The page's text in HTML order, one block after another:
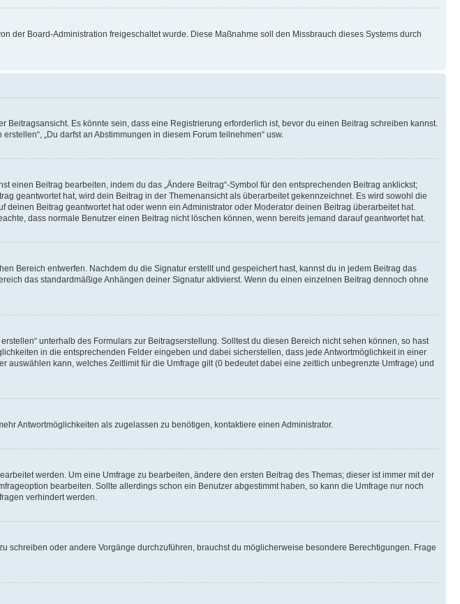
der Board-Administration freigeschaltet wurde. Diese Maßnahme soll den Missbrauch dieses Systems durch
Es könnte sein, dass eine Registrierung erforderlich ist, bevor du einen Beitrag schreiben kannst.
„Du darfst an Abstimmungen in diesem Forum teilnehmen“ usw.
Beitrag bearbeiten, indem du das „Ändere Beitrag“-Symbol für den entsprechenden Beitrag anklickst;
geantwortet hat, wird dein Beitrag in der Themenansicht als überarbeitet gekennzeichnet. Es wird sowohl die
Beitrag geantwortet hat oder wenn ein Administrator oder Moderator deinen Beitrag überarbeitet hat.
dass normale Benutzer einen Beitrag nicht löschen können, wenn bereits jemand darauf geantwortet hat.
Bereich entwerfen. Nachdem du die Signatur erstellt und gespeichert hast, kannst du in jedem Beitrag das
das standardmäßige Anhängen deiner Signatur aktivierst. Wenn du einen einzelnen Beitrag dennoch ohne
unterhalb des Formulars zur Beitragserstellung. Solltest du diesen Bereich nicht sehen können, so hast
in die entsprechenden Felder eingeben und dabei sicherstellen, dass jede Antwortmöglichkeit in einer
kann, welches Zeitlimit für die Umfrage gilt (0 bedeutet dabei eine zeitlich unbegrenzte Umfrage) und
Antwortmöglichkeiten als zugelassen zu benötigen, kontaktiere einen Administrator.
werden. Um eine Umfrage zu bearbeiten, ändere den ersten Beitrag des Themas; dieser ist immer mit der
bearbeiten. Sollte allerdings schon ein Benutzer abgestimmt haben, so kann die Umfrage nur noch
verhindert werden.
oder andere Vorgänge durchzuführen, brauchst du möglicherweise besondere Berechtigungen. Frage